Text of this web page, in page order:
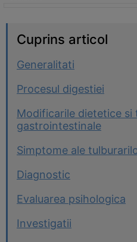
Cuprins articol
Generalitati
Procesul digestiei
Modificarile dietetice si
gastrointestinale
Simptome ale
Diagnostic
Evaluarea psihologica
Investigatii